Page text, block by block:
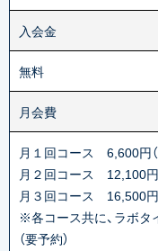
入会金
無料
月会費
月１回コース 6,600円（
月２回コース 12,100円
月３回コース 16,500円
※各コース共に、ラボ
（要予約）